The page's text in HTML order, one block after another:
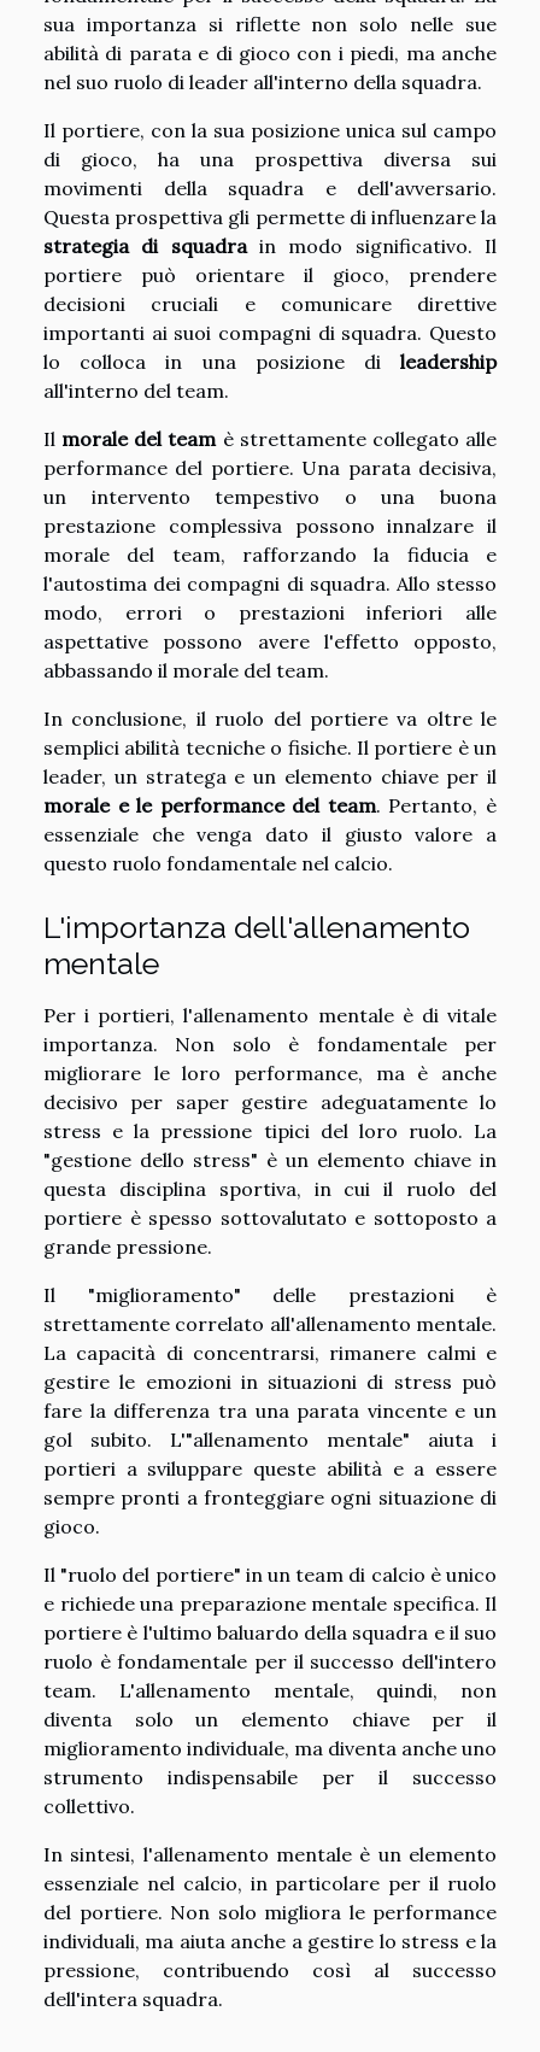
sua importanza si riflette non solo nelle sue
abilità di parata e di gioco con i piedi, ma anche
nel suo ruolo di leader all'interno della squadra.
Il portiere, con la sua posizione unica sul campo
di gioco, ha una prospettiva diversa sui
movimenti della squadra e dell'avversario.
Questa prospettiva gli permette di influenzare la
strategia di squadrain modo significativo. Il
portiere può orientare il gioco, prendere
decisioni cruciali e comunicare direttive
importanti ai suoi compagni di squadra. Questo
lo colloca in una posizione di leadership
all'interno del team.
Il morale del teamè strettamente collegato alle
performance del portiere. Una parata decisiva,
un intervento tempestivo o una buona
prestazione complessiva possono innalzare il
morale del team, rafforzando la fiducia e
l'autostima dei compagni di squadra. Allo stesso
modo, errori o prestazioni inferiori alle
aspettative possono avere l'effetto opposto,
abbassando il morale del team.
In conclusione, il ruolo del portiere va oltre le
semplici abilità tecniche o fisiche. Il portiere è un
leader, un stratega e un elemento chiave per il
morale e le performance del team. Pertanto, è
essenziale che venga dato il giusto valore a
questo ruolo fondamentale nel calcio.
L'importanza dell'allenamento
mentale
Per i portieri, l'allenamento mentale è di vitale
importanza. Non solo è fondamentale per
migliorare le loro performance, ma è anche
decisivo per saper gestire adeguatamente lo
stress e la pressione tipici del loro ruolo. La
"gestione dello stress" è un elemento chiave in
questa disciplina sportiva, in cui il ruolo del
portiere è spesso sottovalutato e sottoposto a
grande pressione.
Il "miglioramento" delle prestazioni è
strettamente correlato all'allenamento mentale.
La capacità di concentrarsi, rimanere calmi e
gestire le emozioni in situazioni di stress può
fare la differenza tra una parata vincente e un
gol subito. L'"allenamento mentale" aiuta i
portieri a sviluppare queste abilità e a essere
sempre pronti a fronteggiare ogni situazione di
gioco.
Il "ruolo del portiere" in un team di calcio è unico
e richiede una preparazione mentale specifica. Il
portiere è l'ultimo baluardo della squadra e il suo
ruolo è fondamentale per il successo dell'intero
team. L'allenamento mentale, quindi, non
diventa solo un elemento chiave per il
miglioramento individuale, ma diventa anche uno
strumento indispensabile per il successo
collettivo.
In sintesi, l'allenamento mentale è un elemento
essenziale nel calcio, in particolare per il ruolo
del portiere. Non solo migliora le performance
individuali, ma aiuta anche a gestire lo stress e la
pressione, contribuendo così al successo
dell'intera squadra.